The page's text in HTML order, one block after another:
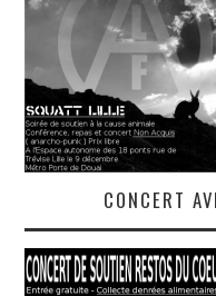
CONCERT